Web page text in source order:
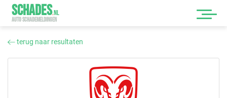
SCHADES.NL
AUTO SCHADEMELDINGEN
terug naar resultaten